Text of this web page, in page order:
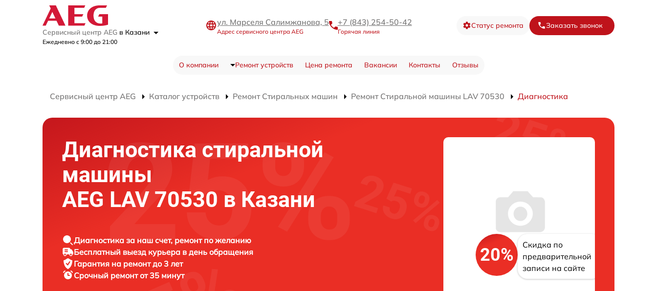
Сервисный центр AEG в Казани
Ежедневно с 9:00 до 21:00
ул. Марселя Салимжанова, 5
Адрес сервисного центра AEG
+7 (843) 254-50-42
Горячая линия
Статус ремонта Заказать звонок
О компании Ремонт устройств Цена ремонта Вакансии Контакты Отзывы
Сервисный центр AEG Каталог устройств Ремонт Стиральных машин Ремонт Стиральной машины LAV 70530 Диагностика
Диагностика стиральной
машины
AEG LAV 70530 в Казани
Диагностика за наш счет, ремонт по желанию
Бесплатный выезд курьера в день обращения
Гарантия на ремонт до 3 лет
Срочный ремонт от 35 минут
20%
Скидка по
предварительной
записи на сайте